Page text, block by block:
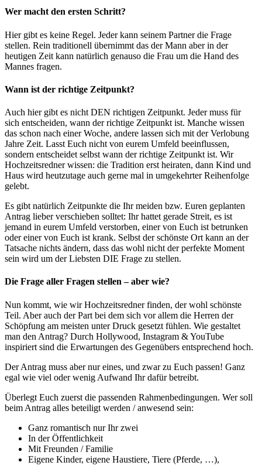
Wer macht den ersten Schritt?
Hier gibt es keine Regel. Jeder kann seinem Partner die Frage
stellen. Rein traditionell übernimmt das der Mann aber in der
heutigen Zeit kann natürlich genauso die Frau um die Hand des
Mannes fragen.
Wann ist der richtige Zeitpunkt?
Auch hier gibt es nicht DEN richtigen Zeitpunkt. Jeder muss für
sich entscheiden, wann der richtige Zeitpunkt ist. Manche wissen
das schon nach einer Woche, andere lassen sich mit der Verlobung
Jahre Zeit. Lasst Euch nicht von eurem Umfeld beeinflussen,
sondern entscheidet selbst wann der richtige Zeitpunkt ist. Wir
Hochzeitsredner wissen: die Tradition erst heiraten, dann Kind und
Haus wird heutzutage auch gerne mal in umgekehrter Reihenfolge
gelebt.
Es gibt natürlich Zeitpunkte die Ihr meiden bzw. Euren geplanten
Antrag lieber verschieben solltet: Ihr hattet gerade Streit, es ist
jemand in eurem Umfeld verstorben, einer von Euch ist betrunken
oder einer von Euch ist krank. Selbst der schönste Ort kann an der
Tatsache nichts ändern, dass das wohl nicht der perfekte Moment
sein wird um der Liebsten DIE Frage zu stellen.
Die Frage aller Fragen stellen – aber wie?
Nun kommt, wie wir Hochzeitsredner finden, der wohl schönste
Teil. Aber auch der Part bei dem sich vor allem die Herren der
Schöpfung am meisten unter Druck gesetzt fühlen. Wie gestaltet
man den Antrag? Durch Hollywood, Instagram & YouTube
inspiriert sind die Erwartungen des Gegenübers entsprechend hoch.
Der Antrag muss aber nur eines, und zwar zu Euch passen! Ganz
egal wie viel oder wenig Aufwand Ihr dafür betreibt.
Überlegt Euch zuerst die passenden Rahmenbedingungen. Wer soll
beim Antrag alles beteiligt werden / anwesend sein:
Ganz romantisch nur Ihr zwei
In der Öffentlichkeit
Mit Freunden / Familie
Eigene Kinder, eigene Haustiere, Tiere (Pferde, …),